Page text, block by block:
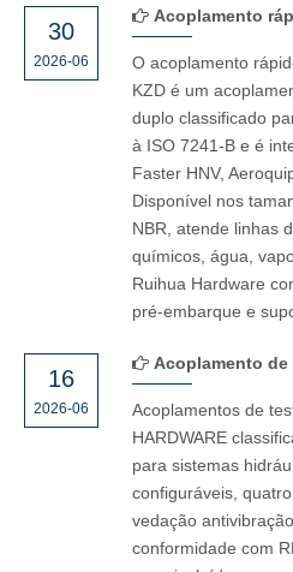
30
2026-06
Acoplamento
O acoplamento
KZD é um
duplo classificado
à ISO 7241-B e é
Faster HNV,
Disponível nos
NBR, atende linhas
químicos, água,
Ruihua Hardware
pré-embarque e
16
2026-06
Acoplamento de teste de
Acoplamentos de
HARDWARE
para sistemas
configuráveis,
vedação
conformidade com